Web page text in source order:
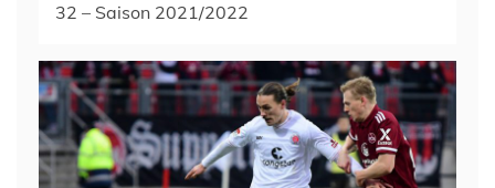
32 – Saison 2021/2022